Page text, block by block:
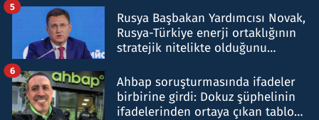
Rusya Başbakan Yardımcısı Novak,
Rusya-Türkiye enerji ortaklığının
stratejik nitelikte olduğunu
5
Ahbap soruşturmasında ifadeler
birbirine girdi: Dokuz şüphelinin
ifadelerinden ortaya çıkan tablo
6